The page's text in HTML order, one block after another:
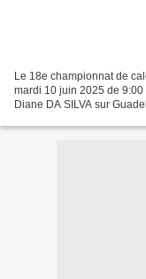
Le 18e championnat de
mardi 10 juin 2025 de
Diane DA SILVA sur